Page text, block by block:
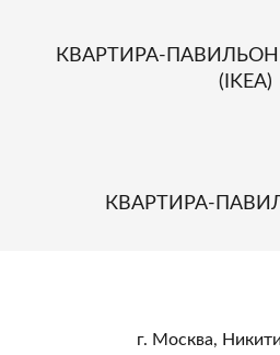
КВАРТИРА-
(IKEA)
КВАРТИРА-
г. Москва,